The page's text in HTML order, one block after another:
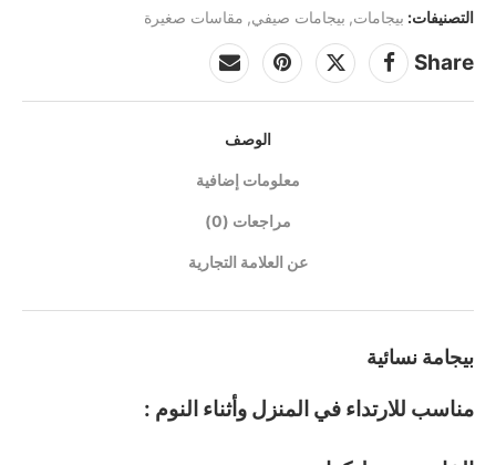
التصنيفات: بيجامات, بيجامات صيفي, مقاسات صغيرة
Share
الوصف
معلومات إضافية
مراجعات (0)
عن العلامة التجارية
بيجامة نسائية
مناسب للارتداء في المنزل وأثناء النوم :